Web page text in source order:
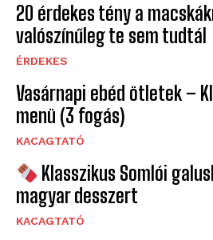
20 érdekes tény a
valószínűleg te sem tudtál
ÉRDEKES
Vasárnapi ebéd ötletek –
menü (3 fogás)
KACAGTATÓ
Klasszikus Somlói
magyar desszert
KACAGTATÓ